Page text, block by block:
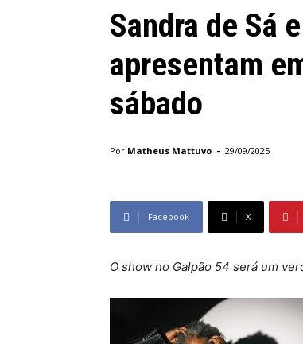
Sandra de Sá
apresentam
sábado
Por Matheus Mattuvo - 29/09/2025
Facebook X
O show no Galpão 54 será um